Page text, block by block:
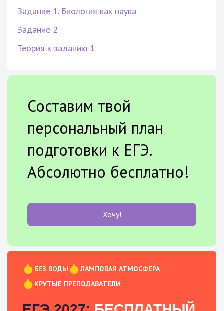
Задание 1. Биология как наука
Задание 2
Теория к заданию 1
Составим твой
персональный план
подготовки к ЕГЭ.
Абсолютно бесплатно!
Хочу!
БЕЗ ВОДЫ
ЛАМПОВАЯ АТМОСФЕРА
КРУТЫЕ ПРЕПОДАВАТЕЛИ